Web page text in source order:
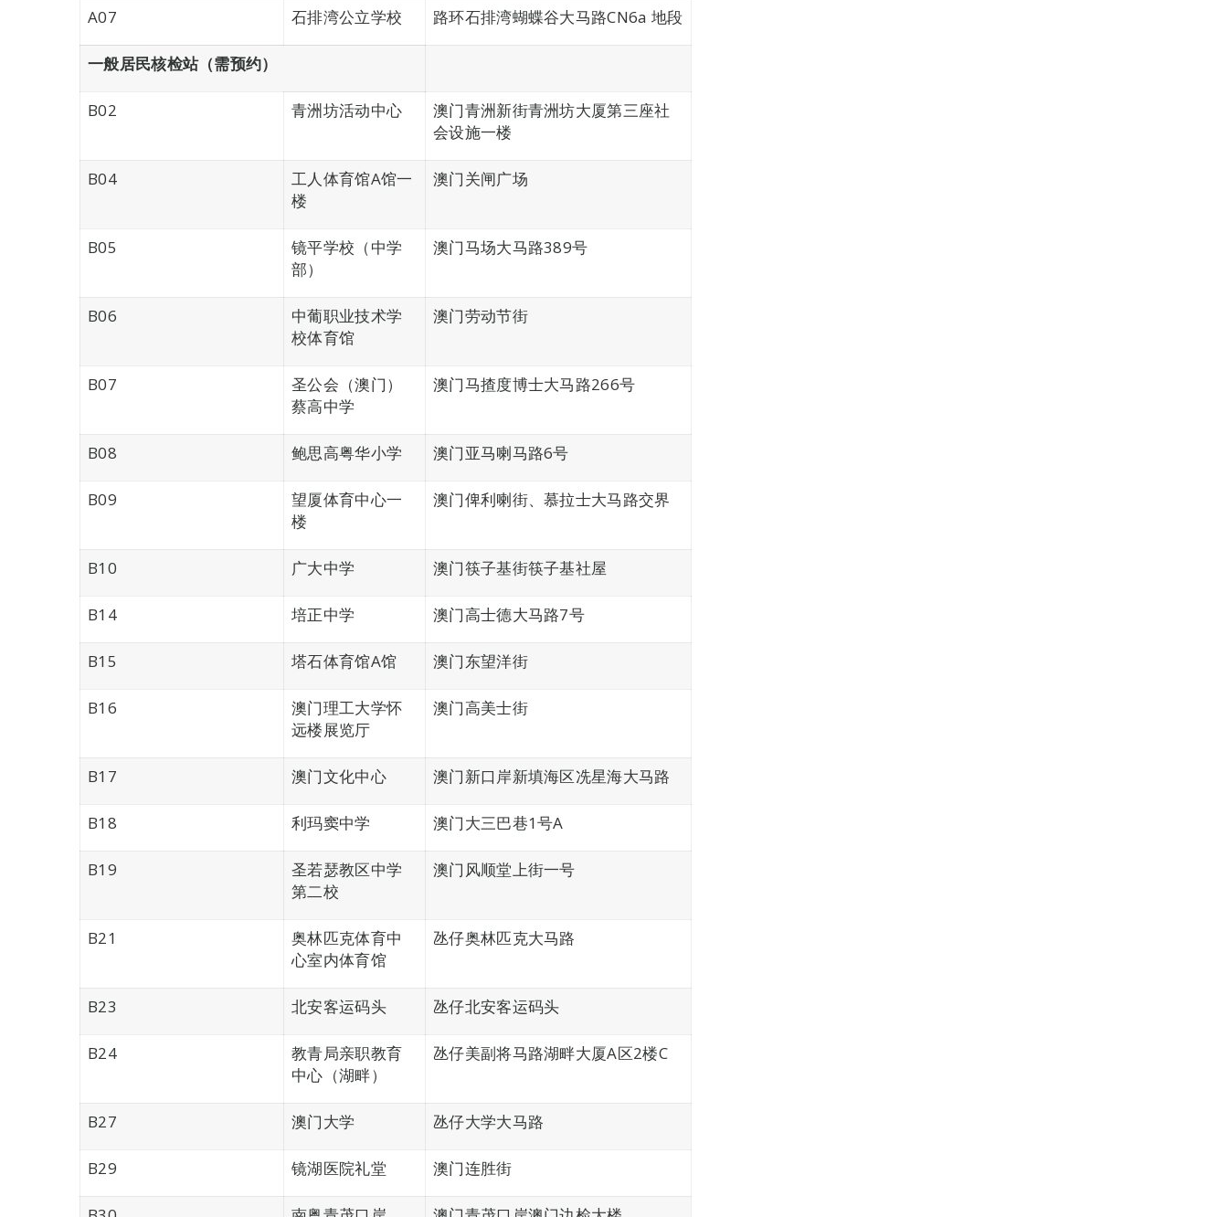
A07 石排湾公立学校 路环石排湾蝴蝶谷大马路CN6a 地段
一般居民核检站（需预约）
B02 青洲坊活动中心
澳门青洲新街青洲坊大厦第三座社
会设施一楼
B04
工人体育馆A馆一
楼
澳门关闸广场
B05
镜平学校（中学
部）
澳门马场大马路389号
B06
中葡职业技术学
校体育馆
澳门劳动节街
B07
圣公会（澳门）
蔡高中学
澳门马揸度博士大马路266号
B08 鲍思高粤华小学 澳门亚马喇马路6号
B09
望厦体育中心一
楼
澳门俾利喇街、慕拉士大马路交界
B10 广大中学 澳门筷子基街筷子基社屋
B14 培正中学 澳门高士德大马路7号
B15 塔石体育馆A馆 澳门东望洋街
B16
澳门理工大学怀
远楼展览厅
澳门高美士街
B17 澳门文化中心 澳门新口岸新填海区冼星海大马路
B18 利玛窦中学 澳门大三巴巷1号A
B19
圣若瑟教区中学
第二校
澳门风顺堂上街一号
B21
奥林匹克体育中
心室内体育馆
氹仔奥林匹克大马路
B23 北安客运码头 氹仔北安客运码头
B24
教青局亲职教育
中心（湖畔）
氹仔美副将马路湖畔大厦A区2楼C
B27 澳门大学 氹仔大学大马路
B29 镜湖医院礼堂 澳门连胜街